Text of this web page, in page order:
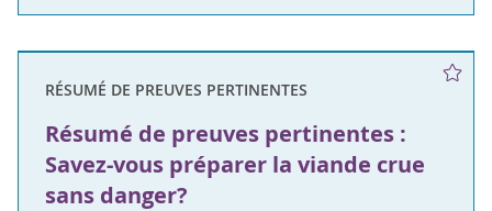
RÉSUMÉ DE PREUVES PERTINENTES
Résumé de preuves pertinentes :
Savez-vous préparer la viande crue
sans danger?